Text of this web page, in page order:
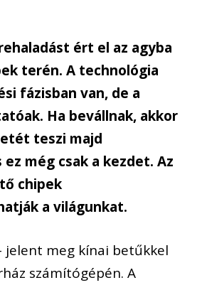
ért el az agyba
terén. A technológia
fázisban van, de a
Ha bevállnak, akkor
teszi majd
ez még csak a kezdet. Az
chipek
a világunkat.
jelent meg kínai betűkkel
számítógépén. A